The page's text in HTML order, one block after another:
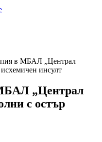
в МБАЛ „Централ
инсулт
„Централ
с остър